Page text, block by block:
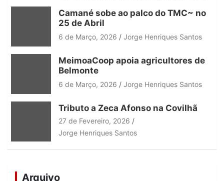
Camané sobe ao palco do TMC~ no
25 de Abril
6 de Março, 2026 Jorge Henriques Santos
MeimoaCoop apoia agricultores de
Belmonte
6 de Março, 2026 Jorge Henriques Santos
Tributo a Zeca Afonso na Covilhã
27 de Fevereiro, 2026
Jorge Henriques Santos
Arquivo